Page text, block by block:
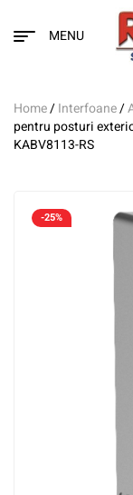
MENU
Home/Interfoane/
pentru posturi
KABV8113-RS
-25%